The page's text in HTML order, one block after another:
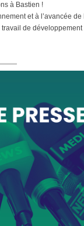
à Bastien !
et à l’avancée de
de développement